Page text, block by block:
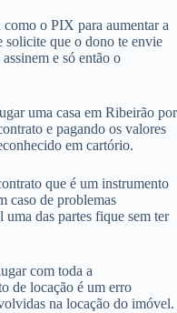
o PIX para aumentar a
solicite que o dono te envie
e só então o
uma casa em Ribeirão por
e pagando os valores
em cartório.
que é um instrumento
caso de problemas
das partes fique sem ter
com toda a
de locação é um erro
na locação do imóvel.